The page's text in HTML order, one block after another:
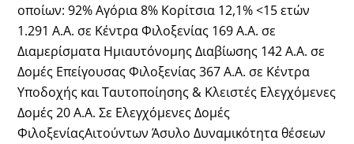
οποίων: 92% Αγόρια 8% Κορίτσια 12,1% <15 ετών
1.291 Α.Α. σε Κέντρα Φιλοξενίας 169 Α.Α. σε
Διαμερίσματα Ημιαυτόνομης Διαβίωσης 142 Α.Α. σε
Δομές Επείγουσας Φιλοξενίας 367 Α.Α. σε Κέντρα
Υποδοχής και Ταυτοποίησης & Κλειστές Ελεγχόμενες
Δομές 20 Α.Α. Σε Ελεγχόμενες Δομές
ΦιλοξενίαςΑιτούντων Άσυλο Δυναμικότητα θέσεων